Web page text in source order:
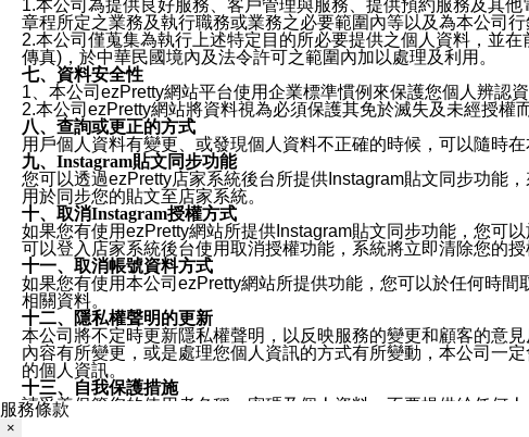
1.本公司為提供良好服務、客戶管理與服務、提供預約服務及其
章程所定之業務及執行職務或業務之必要範圍內等以及為本公司
2.本公司僅蒐集為執行上述特定目的所必要提供之個人資料，並
傳真)，於中華民國境內及法令許可之範圍內加以處理及利用。
七、資料安全性
1、本公司ezPretty網站平台使用企業標準慣例來保護您個人辨認
2.本公司ezPretty網站將資料視為必須保護其免於滅失及未經授權
八、查詢或更正的方式
用戶個人資料有變更、或發現個人資料不正確的時候，可以隨時
九、Instagram貼文同步功能
您可以透過ezPretty店家系統後台所提供Instagram貼文同步功能
用於同步您的貼文至店家系統。
十、取消Instagram授權方式
如果您有使用ezPretty網站所提供Instagram貼文同步功能，您可
可以登入店家系統後台使用取消授權功能，系統將立即清除您的
十一、取消帳號資料方式
如果您有使用本公司ezPretty網站所提供功能，您可以於任何時
相關資料。
十二、隱私權聲明的更新
本公司將不定時更新隱私權聲明，以反映服務的變更和顧客的意
內容有所變更，或是處理您個人資訊的方式有所變動，本公司一
的個人資訊。
十三、自我保護措施
請妥善保管您的使用者名稱、密碼及個人資料，不要提供給任何
窗，以防止他人讀取您的個人資料、信件或進入所機關管理區。
服務條款
×